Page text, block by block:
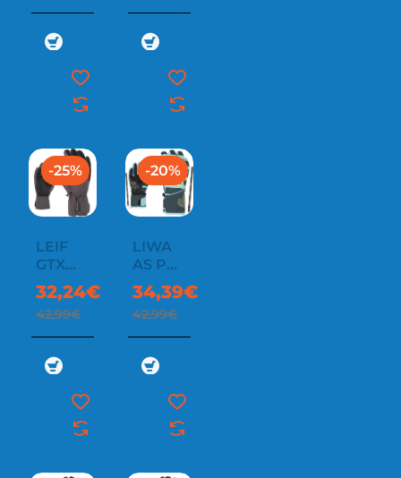
-25%
LEIF
GTX
JUNIOR
32,24€
42,99€
-20%
LIWA
AS PR
GIRLS
34,39€
42,99€